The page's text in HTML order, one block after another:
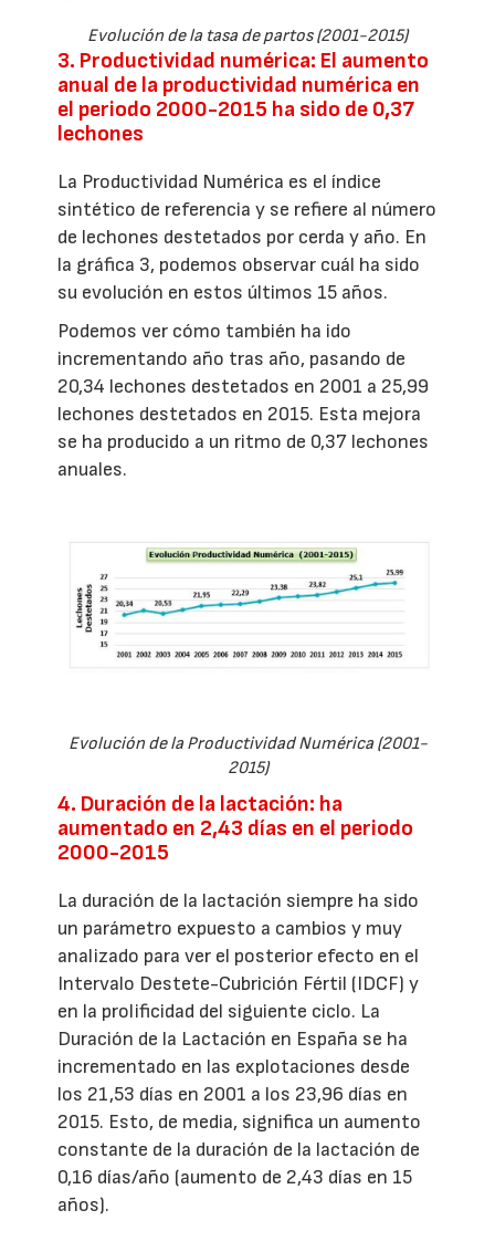
Evolución de la tasa de partos (2001-2015)
3. Productividad numérica: El aumento
anual de la productividad numérica en
el periodo 2000-2015 ha sido de 0,37
lechones
La Productividad Numérica es el índice
sintético de referencia y se refiere al número
de lechones destetados por cerda y año. En
la gráfica 3, podemos observar cuál ha sido
su evolución en estos últimos 15 años.
Podemos ver cómo también ha ido
incrementando año tras año, pasando de
20,34 lechones destetados en 2001 a 25,99
lechones destetados en 2015. Esta mejora
se ha producido a un ritmo de 0,37 lechones
anuales.
Evolución de la Productividad Numérica (2001-
2015)
4. Duración de la lactación: ha
aumentado en 2,43 días en el periodo
2000-2015
La duración de la lactación siempre ha sido
un parámetro expuesto a cambios y muy
analizado para ver el posterior efecto en el
Intervalo Destete-Cubrición Fértil (IDCF) y
en la prolificidad del siguiente ciclo. La
Duración de la Lactación en España se ha
incrementado en las explotaciones desde
los 21,53 días en 2001 a los 23,96 días en
2015. Esto, de media, significa un aumento
constante de la duración de la lactación de
0,16 días/año (aumento de 2,43 días en 15
años).